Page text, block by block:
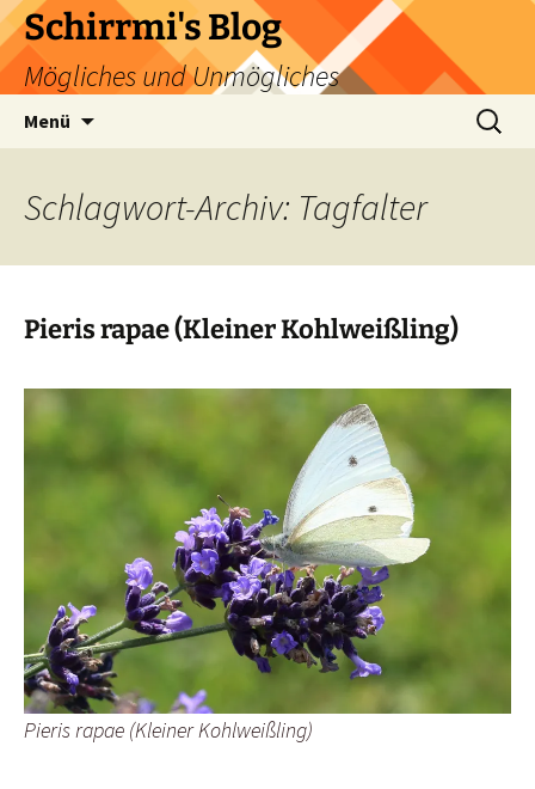
Zum
Inhalt
springen
Schirrmi's Blog
Mögliches und Unmögliches
Menü
Suchen
nach:
Schlagwort-Archiv: Tagfalter
Pieris rapae (Kleiner Kohlweißling)
Pieris rapae (Kleiner Kohlweißling)